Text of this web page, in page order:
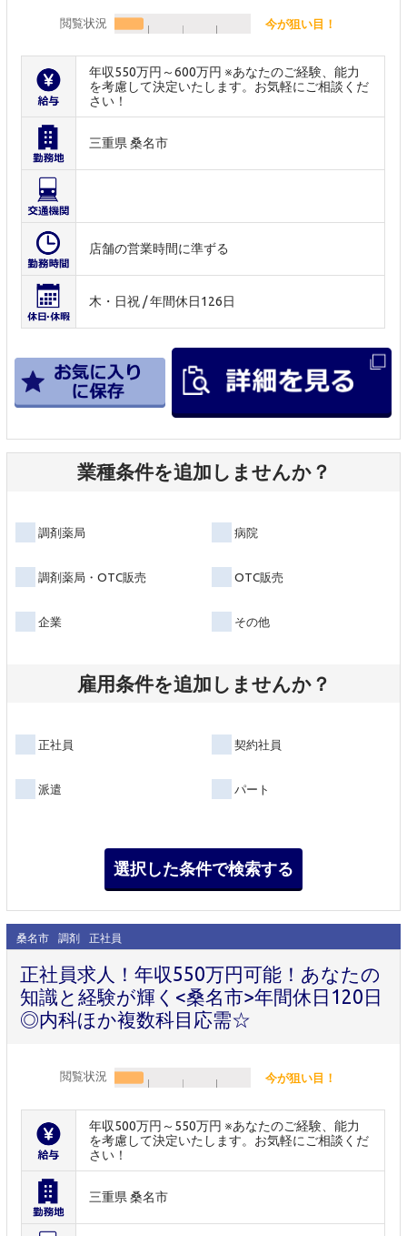
閲覧状況 今が狙い目！
年収550万円～600万円 ※あなたのご経験、能力
を考慮して決定いたします。お気軽にご相談くだ
さい！
三重県 桑名市
店舗の営業時間に準ずる
木・日祝 / 年間休日126日
業種条件を追加しませんか？
調剤薬局 病院
調剤薬局・OTC販売 OTC販売
企業 その他
雇用条件を追加しませんか？
正社員 契約社員
派遣 パート
桑名市 調剤 正社員
正社員求人！年収550万円可能！あなたの
知識と経験が輝く<桑名市>年間休日120日
◎内科ほか複数科目応需☆
閲覧状況 今が狙い目！
年収500万円～550万円 ※あなたのご経験、能力
を考慮して決定いたします。お気軽にご相談くだ
さい！
三重県 桑名市